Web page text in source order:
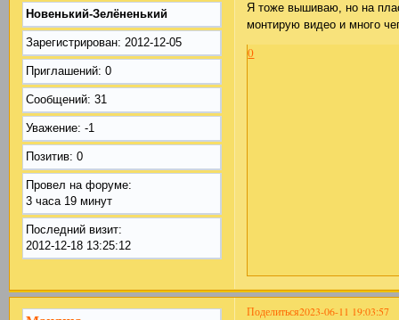
Новенький-Зелёненький
Зарегистрирован: 2012-12-05
Приглашений: 0
Сообщений: 31
Уважение: -1
Позитив: 0
Провел на форуме:
3 часа 19 минут
Последний визит:
2012-12-18 13:25:12
Я тоже вышиваю, но на
монтирую видео и много
0
Поделиться2023-06-11 19:03:57